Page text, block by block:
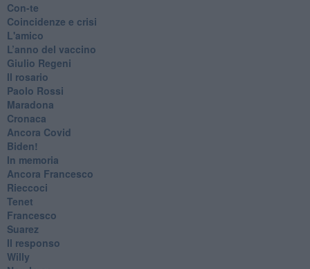
​Con-te
Coincidenze e crisi
L'amico
​L’anno del vaccino
Giulio Regeni
​Il rosario
Paolo Rossi
Maradona
Cronaca
​Ancora Covid
​Biden!
In memoria
​Ancora Francesco
Rieccoci
Tenet
Francesco
Suarez
​Il responso
Willy